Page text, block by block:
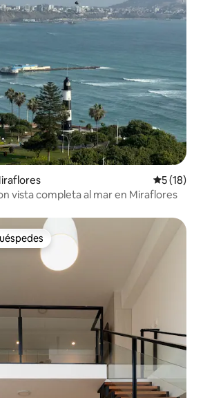
5 (18)
vista completa al mar en Miraflores
preferido